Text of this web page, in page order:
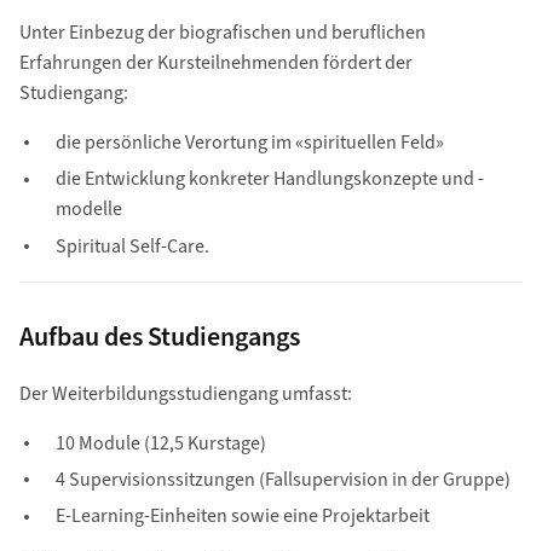
Unter Einbezug der biografischen und beruflichen
Erfahrungen der Kursteilnehmenden fördert der
Studiengang:
die persönliche Verortung im «spirituellen Feld»
die Entwicklung konkreter Handlungskonzepte und -
modelle
Spiritual Self-Care.
Aufbau des Studiengangs
Der Weiterbildungsstudiengang umfasst:
10 Module (12,5 Kurstage)
4 Supervisionssitzungen (Fallsupervision in der Gruppe)
E-Learning-Einheiten sowie eine Projektarbeit